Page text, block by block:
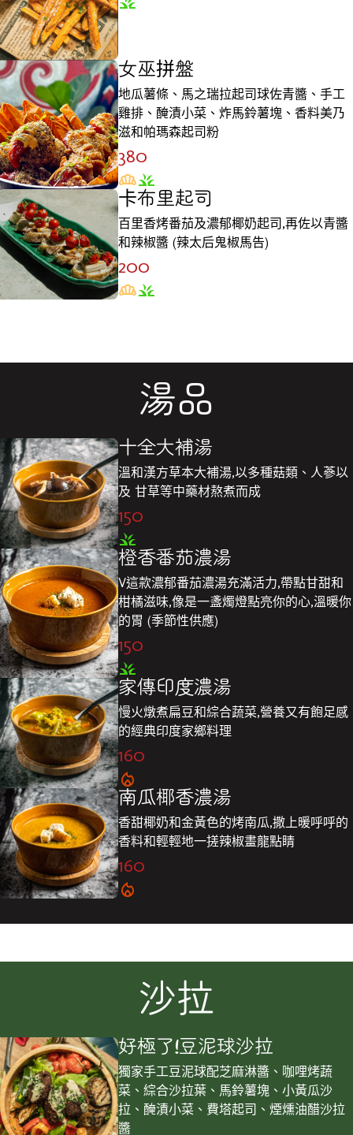
女巫拼盤
地瓜薯條、馬之瑞拉起司球佐青醬、手工
雞排、醃漬小菜、炸馬鈴薯塊、香料美乃
滋和帕瑪森起司粉
380
卡布里起司
百里香烤番茄及濃郁椰奶起司,再佐以青醬
和辣椒醬 (辣太后鬼椒馬告)
200
湯品
十全大補湯
溫和漢方草本大補湯,以多種菇類、人蔘以
及 甘草等中藥材熬煮而成
150
橙香番茄濃湯
V這款濃郁番茄濃湯充滿活力,帶點甘甜和
柑橘滋味,像是一盞燭燈點亮你的心,溫暖你
的胃 (季節性供應)
150
家傳印度濃湯
慢火燉煮扁豆和綜合蔬菜,營養又有飽足感
的經典印度家鄉料理
160
南瓜椰香濃湯
香甜椰奶和金黃色的烤南瓜,撒上暖呼呼的
香料和輕輕地一搓辣椒畫龍點睛
160
沙拉
好極了!豆泥球沙拉
獨家手工豆泥球配芝麻淋醬、咖哩烤蔬
菜、綜合沙拉葉、馬鈴薯塊、小黃瓜沙
拉、醃漬小菜、費塔起司、煙燻油醋沙拉
醬